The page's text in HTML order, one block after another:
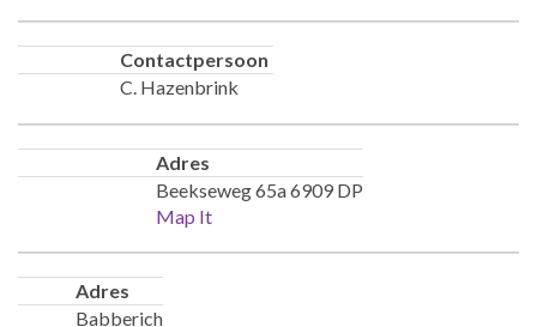
Contactpersoon
C. Hazenbrink
Adres
Beekseweg 65a 6909 DP
Map It
Adres
Babberich